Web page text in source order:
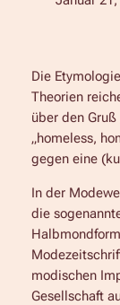
Die
Theorien
über den
„homeless,
gegen eine
In der
die
modischen
Gesellschaft